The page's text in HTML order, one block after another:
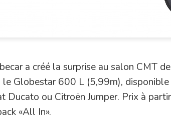
a créé la surprise au salon CMT
le Globestar 600 L (5,99m),
Ducato ou Citroën Jumper. Prix à
«All In».